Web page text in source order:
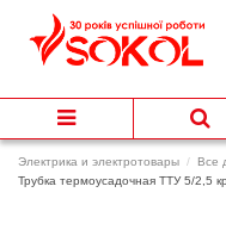
Электрика и электротовары Все
Трубка термоусадочная ТТУ 5/2,5